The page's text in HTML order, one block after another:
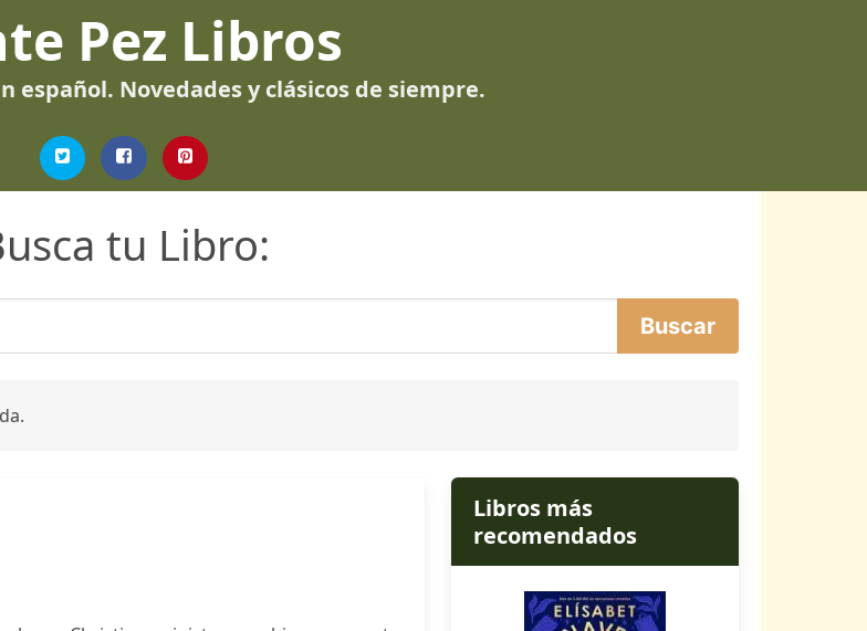
Pez Libros
español. Novedades y clásicos de siempre.
tu Libro:
Libros más
recomendados